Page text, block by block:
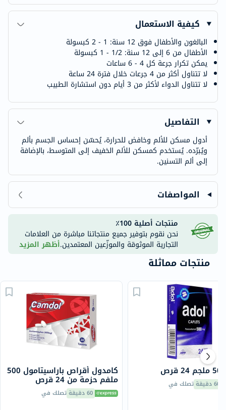
كيفية الاستعمال
البالغون والأطفال فوق 12 سنة: 1 - 2 كبسولة
الأطفال من 6 إلى 12 سنة: 1/2 - 1 كبسولة
يمكن تكرار جرعة كل 4 - 6 ساعات
لا تتناول أكثر من 4 جرعات خلال فترة 24 ساعة
لا تتناول الدواء لأكثر من 3 أيام دون استشارة الطبيب
التفاصيل
أدول مسكن للألم وخافض للحرارة، يُحسّن إحساس الجسم بألم
ويُبرّده. يُستخدم كمسكن للألم الخفيف إلى المتوسط، بالإضافة
إلى ألم التسنين.
المواصفات
منتجات أصلية 100٪
نحن نقوم بتوفير جميع منتجاتنا مباشرة من العلامات
التجارية الموثوقة والموزّعين المعتمدين.أظهر المزيد
منتجات مماثلة
كامدول أقراص باراسيتامول 500
ملفم حزمة من 24 قرص
60 دقيقة تصلك في
60 دقيقة تصلك في